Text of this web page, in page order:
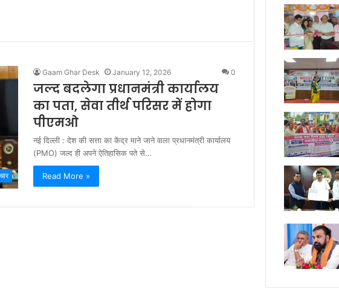
Gaam Ghar Desk January 12, 2026 0
जल्द बदलेगा प्रधानमंत्री कार्यालय
का पता, सेवा तीर्थ परिसर में होगा
पीएमओ
नई दिल्ली : देश की सत्ता का केंद्र माने जाने वाला प्रधानमंत्री कार्यालय
(PMO) जल्द ही अपने ऐतिहासिक पते से…
Read More »